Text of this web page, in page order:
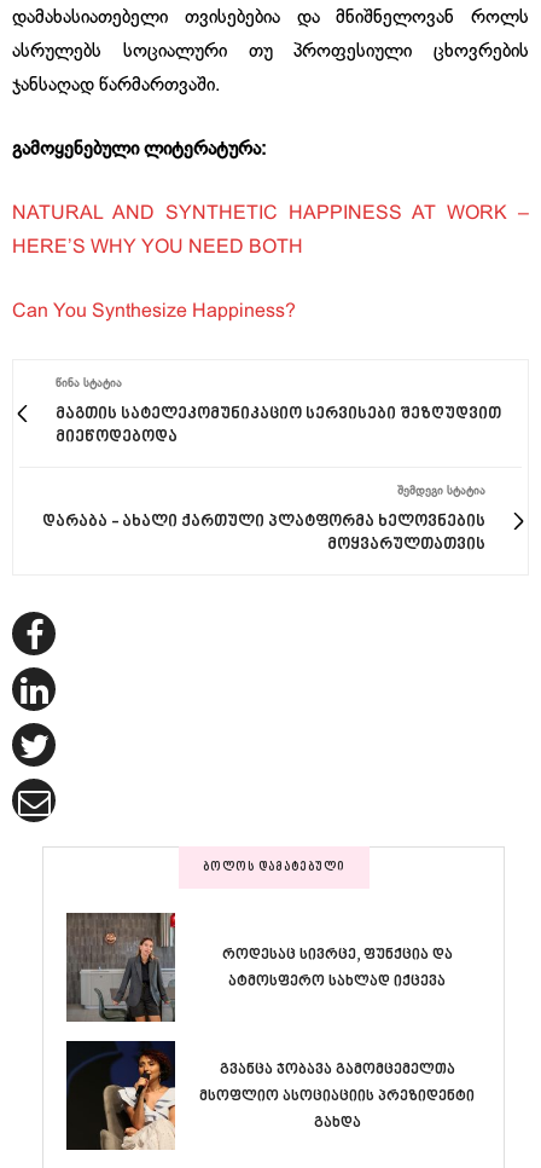
დამახასიათებელი თვისებებია და მნიშნელოვან როლს
ასრულებს სოციალური თუ პროფესიული ცხოვრების
ჯანსაღად წარმართვაში.
გამოყენებული ლიტერატურა:
NATURAL AND SYNTHETIC HAPPINESS AT WORK –
HERE’S WHY YOU NEED BOTH
Can You Synthesize Happiness?
ᲬᲘᲜᲐ ᲡᲢᲐᲢᲘᲐ
მაგთის სატელეკომუნიკაციო სერვისები შეზღუდვით
მიეწოდებოდა
ᲨᲔᲛᲓᲔᲒᲘ ᲡᲢᲐᲢᲘᲐ
დარაბა - ახალი ქართული პლატფორმა ხელოვნების
მოყვარულთათვის
ᲑᲝᲚᲝᲡ ᲓᲐᲛᲐᲢᲔᲑᲣᲚᲘ
როდესაც სივრცე, ფუნქცია და
ატმოსფერო სახლად იქცევა
გვანცა ჯობავა გამომცემელთა
მსოფლიო ასოციაციის პრეზიდენტი
გახდა